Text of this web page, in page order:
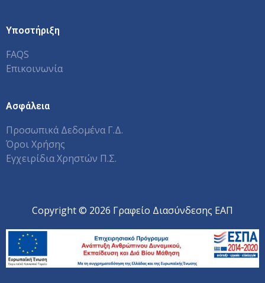
Υποστήριξη
FAQS
Επικοινωνία
Ασφάλεια
Προσωπικά Δεδομένα Γ.Δ.
Όροι Χρήσης
Εγχειρίδια Χρηστών Π.Σ.
Copyright © 2026 Γραφείο Διασύνδεσης ΕΑΠ